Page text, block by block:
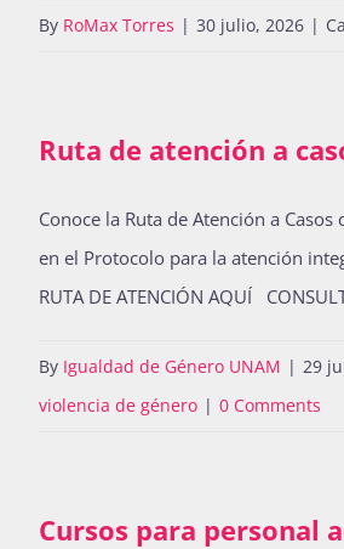
By RoMax Torres | 30 julio, 2026 |
Ruta de atención a
Conoce la Ruta de Atención a
en el Protocolo para la atención
RUTA DE ATENCIÓN AQUÍ
By Igualdad de Género UNAM | 29
violencia de género | 0 Comments
Cursos para personal